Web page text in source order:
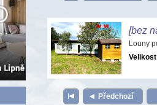
[bez
Louny
Předchozí